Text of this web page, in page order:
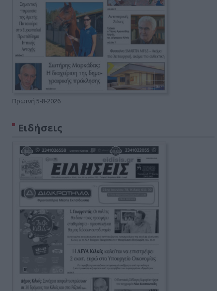
Πρωινή 5-8-2026
Ειδήσεις